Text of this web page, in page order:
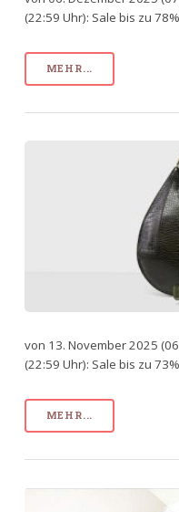
(22:59 Uhr): Sale bis zu 78%
MEHR...
von 13. November 2025
(22:59 Uhr): Sale bis zu 73%
MEHR...